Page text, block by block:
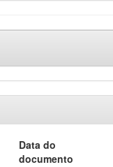
Data do
documento